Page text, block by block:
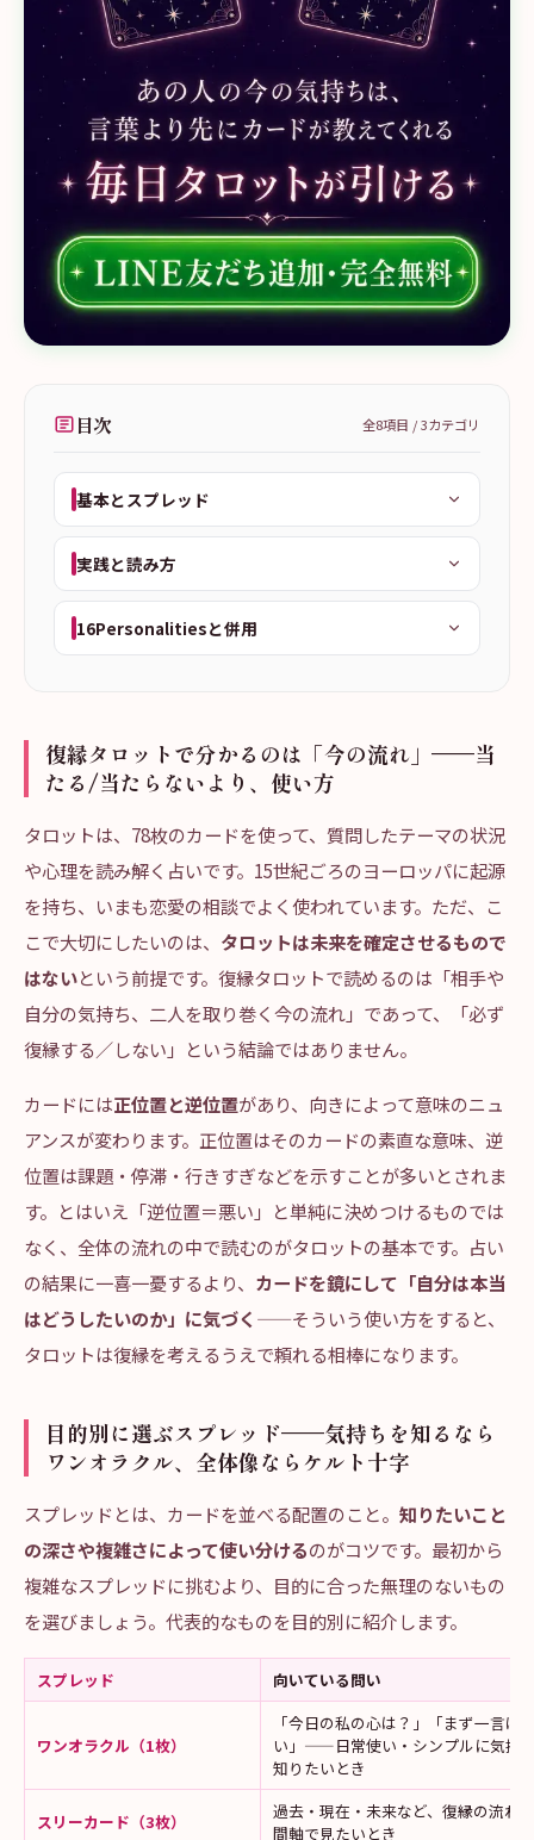
目次 全8項目 /3カテゴリ
基本とスプレッド
実践と読み方
16Personalitiesと併用
復縁タロットで分かるのは「今の流れ」——当
たる/当たらないより、使い方
タロットは、78枚のカードを使って、質問したテーマの状況
や心理を読み解く占いです。15世紀ごろのヨーロッパに起源
を持ち、いまも恋愛の相談でよく使われています。ただ、こ
こで大切にしたいのは、 タロットは未来を確定させるもので
はないという前提です。復縁タロットで読めるのは「相手や
自分の気持ち、二人を取り巻く今の流れ」であって、「必ず
復縁する／しない」という結論ではありません。
カードには正位置と逆位置があり、向きによって意味のニュ
アンスが変わります。正位置はそのカードの素直な意味、逆
位置は課題・停滞・行きすぎなどを示すことが多いとされま
す。とはいえ「逆位置＝悪い」と単純に決めつけるものでは
なく、全体の流れの中で読むのがタロットの基本です。占い
の結果に一喜一憂するより、 カードを鏡にして「自分は本当
はどうしたいのか」に気づく ——そういう使い方をすると、
タロットは復縁を考えるうえで頼れる相棒になります。
目的別に選ぶスプレッド——気持ちを知るなら
ワンオラクル、全体像ならケルト十字
スプレッドとは、カードを並べる配置のこと。 知りたいこと
の深さや複雑さによって使い分けるのがコツです。最初から
複雑なスプレッドに挑むより、目的に合った無理のないもの
を選びましょう。代表的なものを目的別に紹介します。
スプレッド 向いている問い
ワンオラクル（1枚）
「今日の私の心は？」「まず一言ほ
い」——日常使い・シンプルに気持
知りたいとき
スリーカード（3枚）
過去・現在・未来など、復縁の流れ
間軸で見たいとき